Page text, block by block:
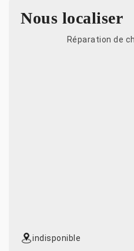
Nous localiser
Réparation de
indisponible